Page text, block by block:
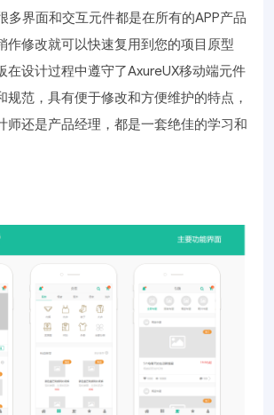
多界面和交互元件都是在所有的APP产品
作修改就可以快速复用到您的项目原型
在设计过程中遵守了AxureUX移动端元件
规范，具有便于修改和方便维护的特点，
师还是产品经理，都是一套绝佳的学习和